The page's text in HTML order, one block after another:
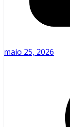
maio 25, 2026